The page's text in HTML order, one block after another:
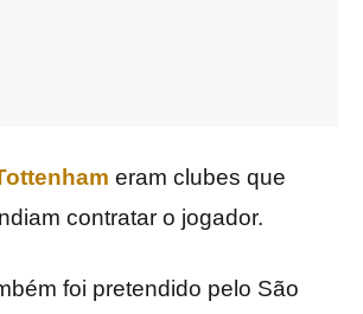
eram clubes que
contratar o jogador.
foi pretendido pelo São